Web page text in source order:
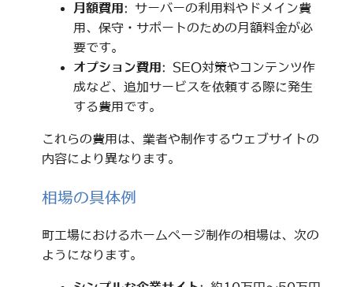
月額費用: サーバーの利用料やドメイン費
用、保守・サポートのための月額料金が必
要です。
オプション費用: SEO対策やコンテンツ作
成など、追加サービスを依頼する際に発生
する費用です。
これらの費用は、業者や制作するウェブサイトの
内容により異なります。
相場の具体例
町工場におけるホームページ制作の相場は、次の
ようになります。